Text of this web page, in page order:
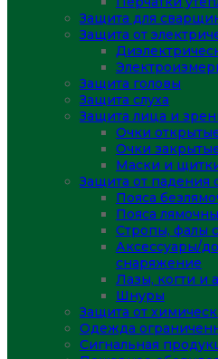
Защита для
Защита от
Защита головы
Защита слуха
Защита лица и
Очки
Очки
Маски и
Защита от падения
Пояса
Пояса
Стропы, фалы
Аксессуары/
снаряжение
Лазы, когти и
Шнуры
Защита от
Одежда
Сигнальная